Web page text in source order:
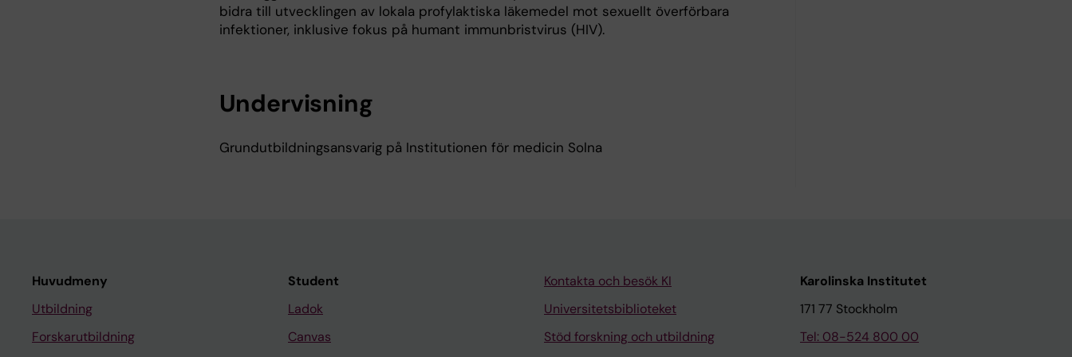
bidra till utvecklingen av lokala profylaktiska läkemedel mot sexuellt överförbara
infektioner, inklusive fokus på humant immunbristvirus (HIV).
Undervisning
Grundutbildningsansvarig på Institutionen för medicin Solna
Huvudmeny
Utbildning
Forskarutbildning
Student
Ladok
Canvas
Kontakta och besök KI
Universitetsbiblioteket
Stöd forskning och utbildning
Karolinska Institutet
171 77 Stockholm
Tel: 08-524 800 00